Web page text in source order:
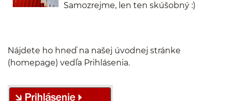
Samozrejme, len ten skúšobný :)
Nájdete ho hneď na našej úvodnej stránke
(homepage) vedľa Prihlásenia.